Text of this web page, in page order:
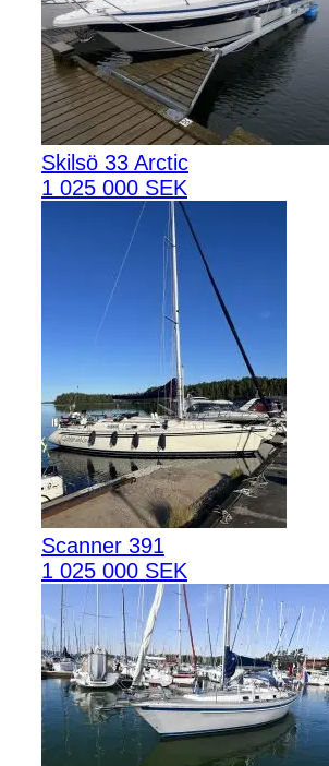
Skilsö 33 Arctic
1 025 000 SEK
Scanner 391
1 025 000 SEK